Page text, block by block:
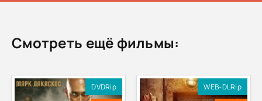
Смотреть ещё фильмы:
DVDRip WEB-DLRip